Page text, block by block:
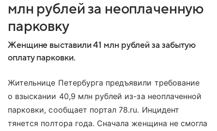
млн рублей за неоплаченную
парковку
Женщине выставили 41 млн рублей за забытую
оплату парковки.
Жительнице Петербурга предъявили требование
о взыскании 40,9 млн рублей из-за неоплаченной
парковки, сообщает портал 78.ru. Инцидент
тянется полтора года. Сначала женщина не смогла